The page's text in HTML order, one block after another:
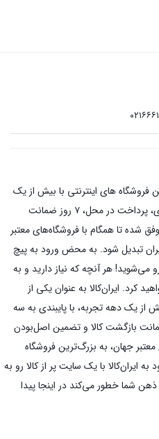
فروشگاه های اینترنتی با بیش از یک
دهه تجربه، با پایبندی به سه اصل کلیدی، پرداخت در محل، ۷ روز ضمانت
شده تا همگام با فروشگاه‌های معتبر
تبدیل شود. به محض ورود به پیچ
می‌شوید! هر آنچه که نیاز دارید و به
کرد. ایران‌کالا به عنوان یکی از
از یک دهه تجربه، با پایبندی به سه
پرداخت در محل، ۷ روز ضمانت بازگشت کالا و تضمین اصل‌بودن
جهان، به بزرگ‌ترین فروشگاه
ایران‌کالا با یک سایت پر از کالا رو به
شما خطور می‌کند در اینجا پیدا